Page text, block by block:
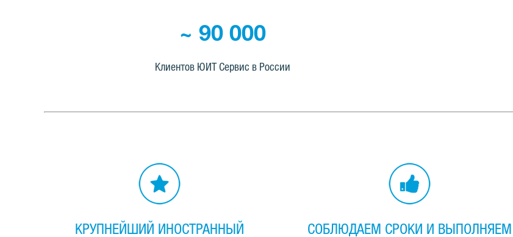
~ 90 000
Клиентов ЮИТ Сервис в России
КРУПНЕЙШИЙ ИНОСТРАННЫЙ
СОБЛЮДАЕМ СРОКИ И ВЫПОЛНЯЕМ